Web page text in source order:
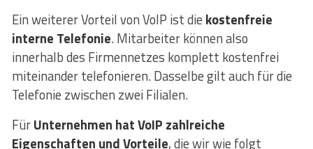
Ein weiterer Vorteil von VoIP ist die kostenfreie
interne Telefonie. Mitarbeiter können also
innerhalb des Firmennetzes komplett kostenfrei
miteinander telefonieren. Dasselbe gilt auch für die
Telefonie zwischen zwei Filialen.
FürUnternehmen hat VoIP zahlreiche
Eigenschaften und Vorteile, die wir wie folgt